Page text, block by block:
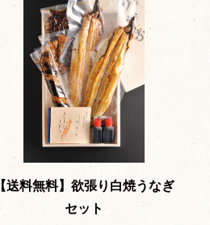
【送料無料】欲張り白焼うなぎ
セット